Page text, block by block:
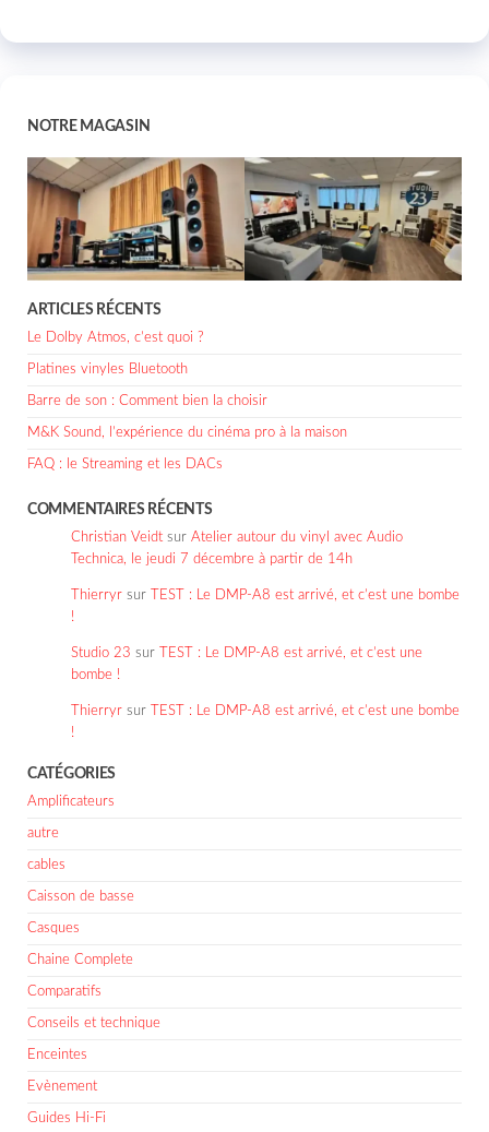
NOTRE MAGASIN
ARTICLES RÉCENTS
Le Dolby Atmos, c’est quoi ?
Platines vinyles Bluetooth
Barre de son : Comment bien la choisir
M&K Sound, l’expérience du cinéma pro à la maison
FAQ : le Streaming et les DACs
COMMENTAIRES RÉCENTS
Christian Veidt sur Atelier autour du vinyl avec Audio
Technica, le jeudi 7 décembre à partir de 14h
Thierryr sur
TEST : Le DMP-A8 est arrivé, et c’est une bombe
!
Studio 23 sur
TEST : Le DMP-A8 est arrivé, et c’est une
bombe !
Thierryr sur
TEST : Le DMP-A8 est arrivé, et c’est une bombe
!
CATÉGORIES
Amplificateurs
autre
cables
Caisson de basse
Casques
Chaine Complete
Comparatifs
Conseils et technique
Enceintes
Evènement
Guides Hi-Fi